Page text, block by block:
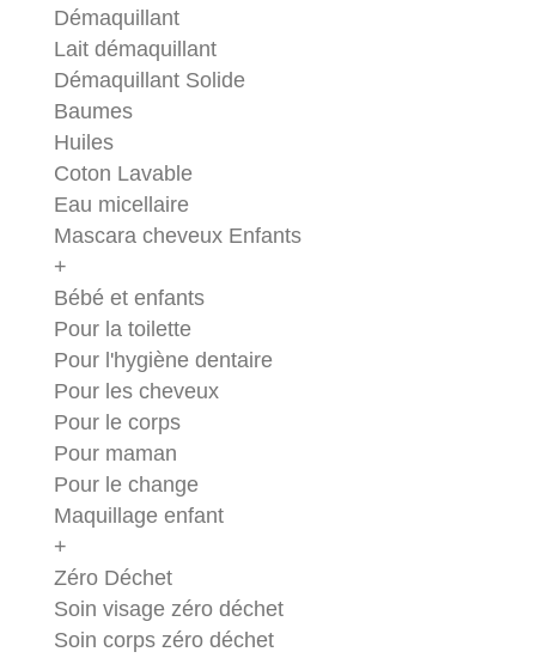
Démaquillant
Lait démaquillant
Démaquillant Solide
Baumes
Huiles
Coton Lavable
Eau micellaire
Mascara cheveux Enfants
+
Bébé et enfants
Pour la toilette
Pour l'hygiène dentaire
Pour les cheveux
Pour le corps
Pour maman
Pour le change
Maquillage enfant
+
Zéro Déchet
Soin visage zéro déchet
Soin corps zéro déchet